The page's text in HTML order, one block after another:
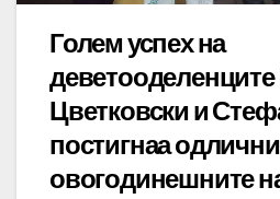
Голем успех на
деветооделенците
Цветковски и
постигнаа
овогодинешните